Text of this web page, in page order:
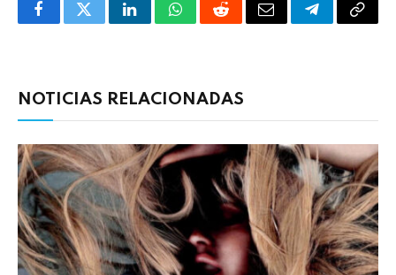
FacebookTwitterLinkedInWhatsAppRedditCorreoTelegrama
NOTICIAS RELACIONADAS